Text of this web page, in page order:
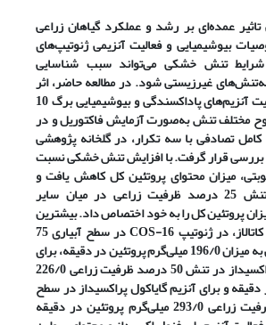
عمده‌ای بر رشد و عملکرد گیاهان زراعی
بیوشیمیایی و فعالیت آنزیمی ژنوتیپ‌های
تنش خشکی می‌تواند سبب شناسایی
غیرزیستی شود. در مطالعه حاضر، اثر
تنش خشکی بر فعالیت آنزیم‌های پاداکسندگی و بیوشیمیایی برگ 10
مختلف تنش به‌صورت آزمایش فاکتوریل و در
تصادفی با سه تکرار، در گلخانه پژوهشی
بررسی قرار گرفت. با افزایش تنش خشکی نسبت
میزان محتوای پروتئین کل کاهش یافت و
ژنوتیپ خمین در تنش 25 درصد ظرفیت زراعی در میان سایر
پروتئین کل را به خود اختصاص داد. بیشترین
در ژنوتیپCOS-16 در سطح آبیاری 75
درصد ظرفیت زراعی به میزان 196/0 میلی‌گرم پروتئین در دقیقه، برای
آنزیم آسکوربات پراکسیداز در تنش 50 درصد ظرفیت زراعی 226/0
و برای آنزیم گایاکول پراکسیداز در سطح
آبیاری 75 درصد ظرفیت زراعی 293/0 میلی‌گرم پروتئین در دقیقه